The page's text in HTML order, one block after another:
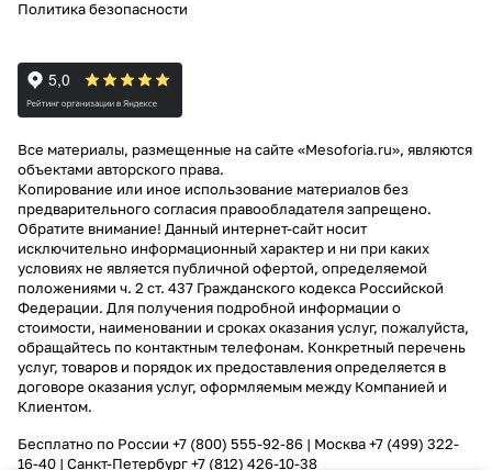
Политика безопасности
Все материалы, размещенные на сайте «Mesoforia.ru», являются
объектами авторского права.
Копирование или иное использование материалов без
предварительного согласия правообладателя запрещено.
Обратите внимание! Данный интернет-сайт носит
исключительно информационный характер и ни при каких
условиях не является публичной офертой, определяемой
положениями ч. 2 ст. 437 Гражданского кодекса Российской
Федерации. Для получения подробной информации о
стоимости, наименовании и сроках оказания услуг, пожалуйста,
обращайтесь по контактным телефонам. Конкретный перечень
услуг, товаров и порядок их предоставления определяется в
договоре оказания услуг, оформляемым между Компанией и
Клиентом.
Бесплатно по России +7 (800) 555-92-86 | Москва+7 (499) 322-
16-40 | Санкт-Петербург+7 (812) 426-10-38